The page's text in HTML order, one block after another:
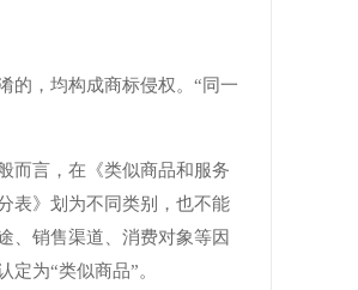
的，均构成商标侵权。“同一
而言，在《类似商品和服务
表》划为不同类别，也不能
、销售渠道、消费对象等因
为“类似商品”。